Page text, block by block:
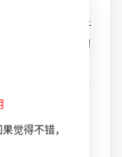
景，以“阿尔巴
讲述了一个关于
十位蒙古勇士的
觉得不错，